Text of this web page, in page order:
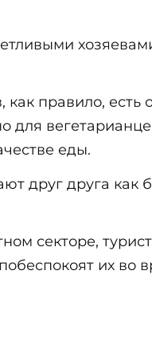
правило, есть
еды.
друг друга как
секторе,
их во